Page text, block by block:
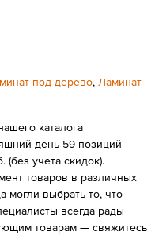
под дерево, Ламинат
каталога
день 59 позиций
(без учета скидок).
товаров в различных
могли выбрать то, что
всегда рады
товарам — свяжитесь